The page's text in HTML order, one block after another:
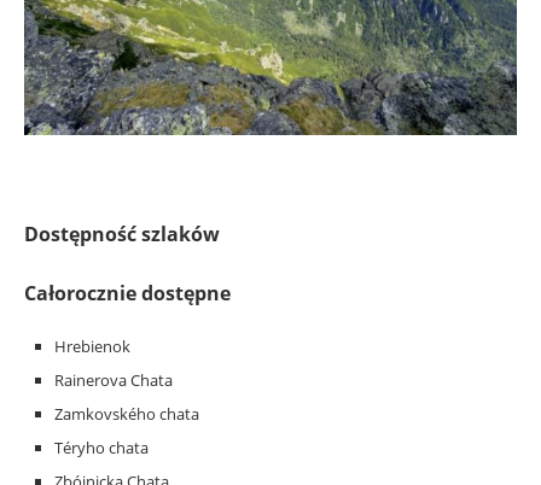
Dostępność szlaków
Całorocznie dostępne
Hrebienok
Rainerova Chata
Zamkovského chata
Téryho chata